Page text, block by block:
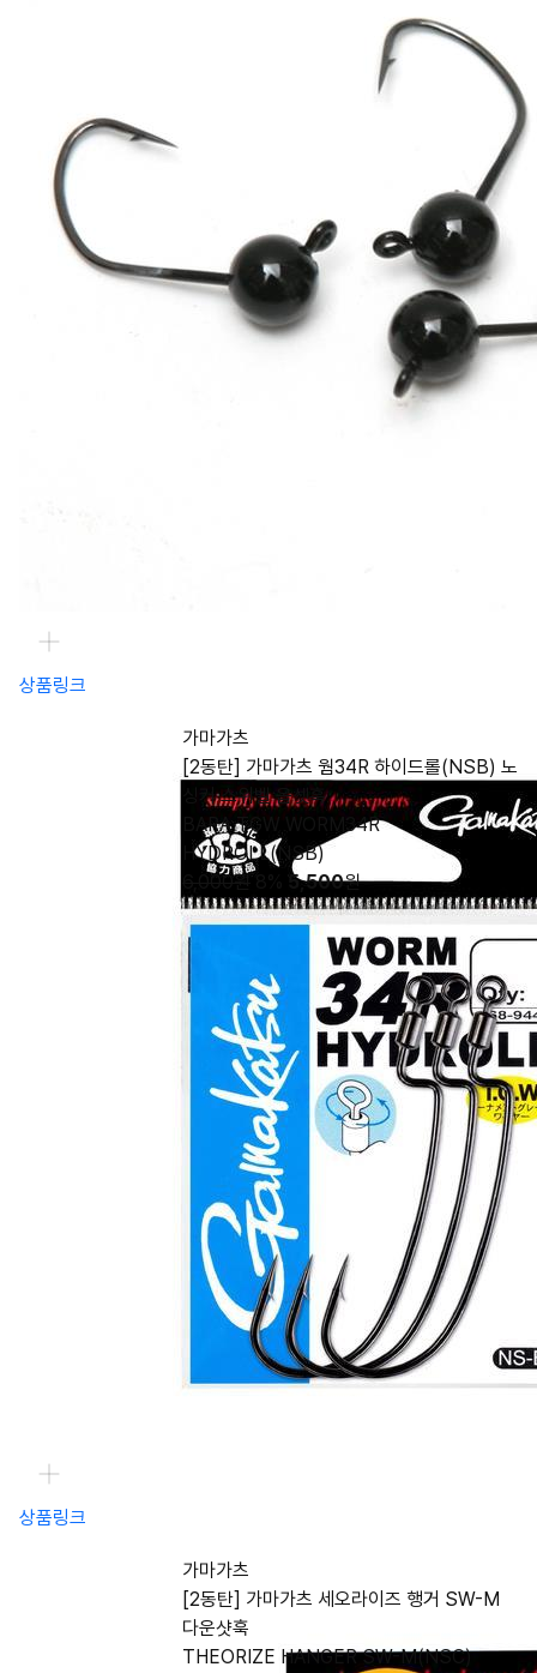
상품링크
가마가츠
[2동탄] 가마가츠 웜34R 하이드롤(NSB) 노
싱커 스위벨 옵셋훅
BARA TGW WORM34R
HYDROLL(NSB)
6,000원
5,500원
상품링크
가마가츠
[2동탄] 가마가츠 세오라이즈 행거 SW-M
다운샷훅
THEORIZE HANGER SW-M(NSC)